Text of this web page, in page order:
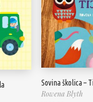
Sovina školica –
Rowena Blyth